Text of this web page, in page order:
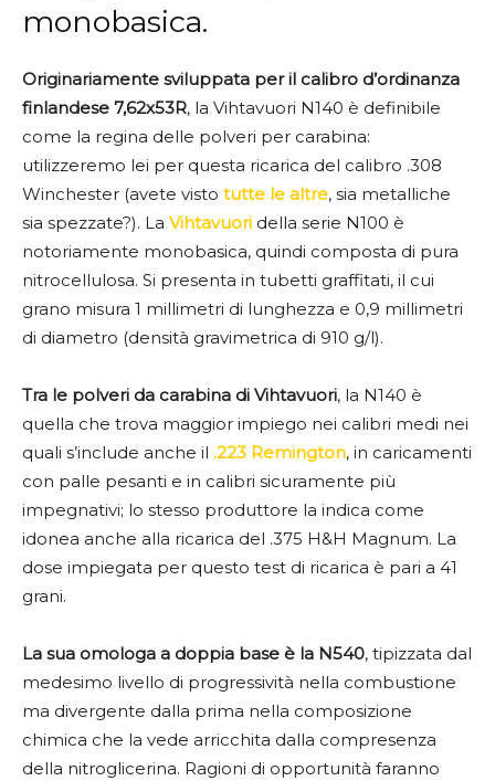
monobasica.
Originariamente sviluppata per il calibro d’ordinanza
finlandese 7,62x53R, la Vihtavuori N140 è definibile
come la regina delle polveri per carabina:
utilizzeremo lei per questa ricarica del calibro .308
Winchester (avete visto tutte le altre, sia metalliche
sia spezzate?). La Vihtavuori della serie N100 è
notoriamente monobasica, quindi composta di pura
nitrocellulosa. Si presenta in tubetti graffitati, il cui
grano misura 1 millimetri di lunghezza e 0,9 millimetri
di diametro (densità gravimetrica di 910 g/l).
Tra le polveri da carabina di Vihtavuori, la N140 è
quella che trova maggior impiego nei calibri medi nei
quali s’include anche il .223 Remington, in caricamenti
con palle pesanti e in calibri sicuramente più
impegnativi; lo stesso produttore la indica come
idonea anche alla ricarica del .375 H&H Magnum. La
dose impiegata per questo test di ricarica è pari a 41
grani.
La sua omologa a doppia base è la N540, tipizzata dal
medesimo livello di progressività nella combustione
ma divergente dalla prima nella composizione
chimica che la vede arricchita dalla compresenza
della nitroglicerina. Ragioni di opportunità faranno